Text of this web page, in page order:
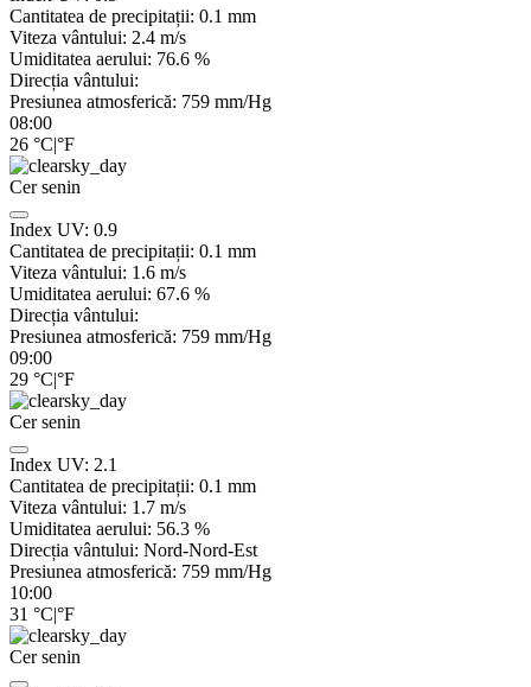
Cantitatea de precipitații: 0.1 mm
Viteza vântului: 2.4 m/s
Umiditatea aerului: 76.6 %
Direcția vântului:
Presiunea atmosferică: 759 mm/Hg
08:00
26 °C|°F
Cer senin
Index UV: 0.9
Cantitatea de precipitații: 0.1 mm
Viteza vântului: 1.6 m/s
Umiditatea aerului: 67.6 %
Direcția vântului:
Presiunea atmosferică: 759 mm/Hg
09:00
29 °C|°F
Cer senin
Index UV: 2.1
Cantitatea de precipitații: 0.1 mm
Viteza vântului: 1.7 m/s
Umiditatea aerului: 56.3 %
Direcția vântului: Nord-Nord-Est
Presiunea atmosferică: 759 mm/Hg
10:00
31 °C|°F
Cer senin